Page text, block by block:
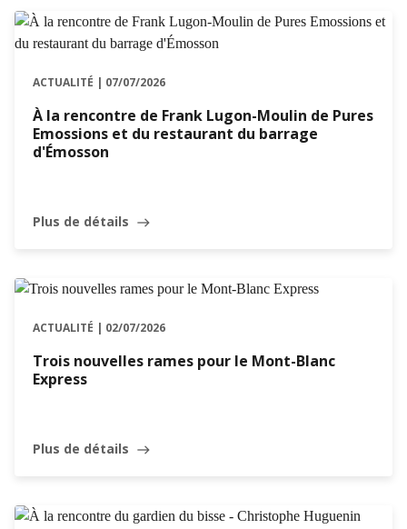
ACTUALITÉ | 07/07/2026
À la rencontre de Frank Lugon-Moulin de Pures
Emossions et du restaurant du barrage
d'Émosson
Plus de détails east
ACTUALITÉ | 02/07/2026
Trois nouvelles rames pour le Mont-Blanc
Express
Plus de détails east